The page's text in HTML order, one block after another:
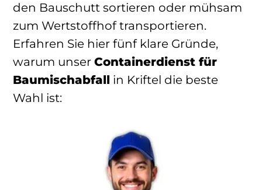
den Bauschutt sortieren oder mühsam
zum Wertstoffhof transportieren.
Erfahren Sie hier fünf klare Gründe,
warum unser Containerdienst für
Baumischabfall in Kriftel die beste
Wahl ist: